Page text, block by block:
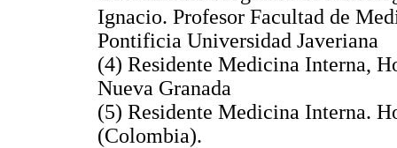
Ignacio. Profesor Facultad de
Pontificia Universidad Javeriana
(4) Residente Medicina Interna,
Nueva Granada
(5) Residente Medicina Interna.
(Colombia).